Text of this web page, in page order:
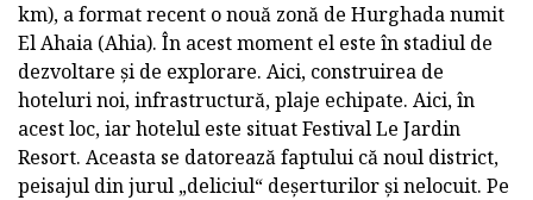
km), a format recent o nouă zonă de Hurghada numit
El Ahaia (Ahia). În acest moment el este în stadiul de
dezvoltare și de explorare. Aici, construirea de
hoteluri noi, infrastructură, plaje echipate. Aici, în
acest loc, iar hotelul este situat Festival Le Jardin
Resort. Aceasta se datorează faptului că noul district,
peisajul din jurul „deliciul“ deșerturilor și nelocuit. Pe